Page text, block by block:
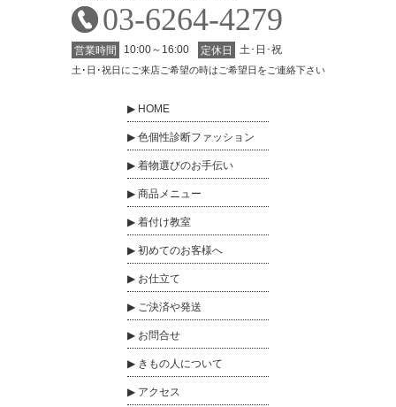
03-6264-4279
営業時間 10:00～16:00 定休日 土･日･祝
土･日･祝日にご来店ご希望の時はご希望日をご連絡下さい
HOME
色個性診断ファッション
着物選びのお手伝い
商品メニュー
着付け教室
初めてのお客様へ
お仕立て
ご決済や発送
お問合せ
きもの人について
アクセス